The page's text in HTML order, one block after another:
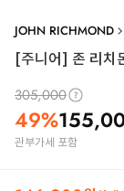
JOHN RICHMOND
[주니어] 존 리치
305,000
49%
관부가세 포함